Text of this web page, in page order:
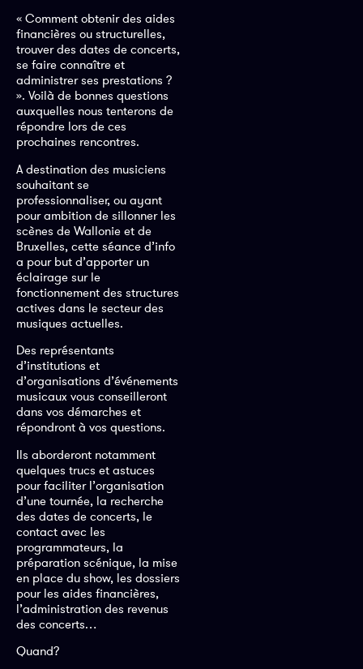
« Comment obtenir des aides
financières ou structurelles,
trouver des dates de concerts,
se faire connaître et
administrer ses prestations ?
». Voilà de bonnes questions
auxquelles nous tenterons de
répondre lors de ces
prochaines rencontres.
A destination des musiciens
souhaitant se
professionnaliser, ou ayant
pour ambition de sillonner les
scènes de Wallonie et de
Bruxelles, cette séance d’info
a pour but d’apporter un
éclairage sur le
fonctionnement des structures
actives dans le secteur des
musiques actuelles.
Des représentants
d’institutions et
d’organisations d’événements
musicaux vous conseilleront
dans vos démarches et
répondront à vos questions.
Ils aborderont notamment
quelques trucs et astuces
pour faciliter l’organisation
d’une tournée, la recherche
des dates de concerts, le
contact avec les
programmateurs, la
préparation scénique, la mise
en place du show, les dossiers
pour les aides financières,
l’administration des revenus
des concerts…
Quand?